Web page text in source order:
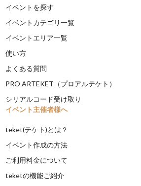
イベントを探す
イベントカテゴリ一覧
イベントエリア一覧
使い方
よくある質問
PRO ARTEKET（プロアルテケト）
シリアルコード受け取り
イベント主催者様へ
teket(テケト)とは？
イベント作成の方法
ご利用料金について
teketの機能ご紹介